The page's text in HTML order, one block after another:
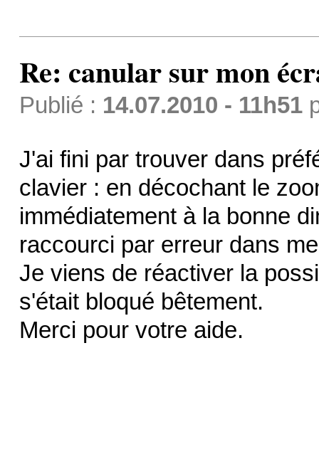
Re: canular sur mon
Publié : 14.07.2010 - 11h51
J'ai fini par trouver dans
clavier : en décochant le
immédiatement à la bonne
raccourci par erreur dans
Je viens de réactiver la
s'était bloqué bêtement.
Merci pour votre aide.